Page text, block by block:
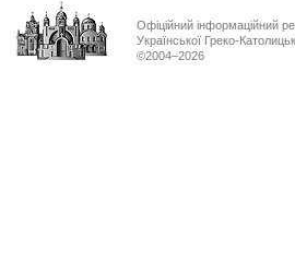
Офіційний інформаційний
Української Греко-
©2004–2026